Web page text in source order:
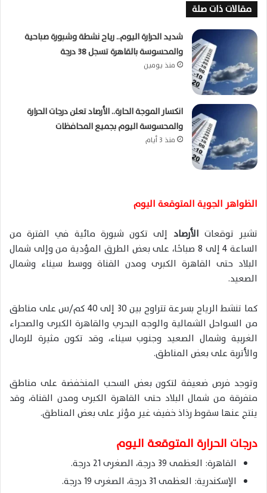
مقالات ذات صلة
شديد الحرارة اليوم.. رياح نشطة وشبورة صباحية
والمحسوسة بالقاهرة تسجل 38 درجة
منذ يومين
انكسار الموجة الحارة.. الأرصاد تعلن درجات الحرارة
والمحسوسة اليوم بجميع المحافظات
منذ 3 أيام
الظواهر الجوية المتوقعة اليوم
تشير توقعات الأرصاد إلى تكون شبورة مائية في الفترة من
الساعة 4 إلى 8 صباحًا، على بعض الطرق المؤدية من وإلى شمال
البلاد حتى القاهرة الكبرى ومدن القناة ووسط سيناء وشمال
الصعيد.
كما تنشط الرياح بسرعة تتراوح بين 30 إلى 40 كم/س على مناطق
من السواحل الشمالية والوجه البحري والقاهرة الكبرى والصحراء
الغربية وشمال الصعيد وجنوب سيناء، وقد تكون مثيرة للرمال
والأتربة على بعض المناطق.
وتوجد فرص ضعيفة لتكون بعض السحب المنخفضة على مناطق
متفرقة من شمال البلاد حتى القاهرة الكبرى ومدن القناة، وقد
ينتج عنها سقوط رذاذ خفيف غير مؤثر على بعض المناطق.
درجات الحرارة المتوقعة اليوم
القاهرة: العظمى 39 درجة، الصغرى 21 درجة.
الإسكندرية: العظمى 31 درجة، الصغرى 19 درجة.